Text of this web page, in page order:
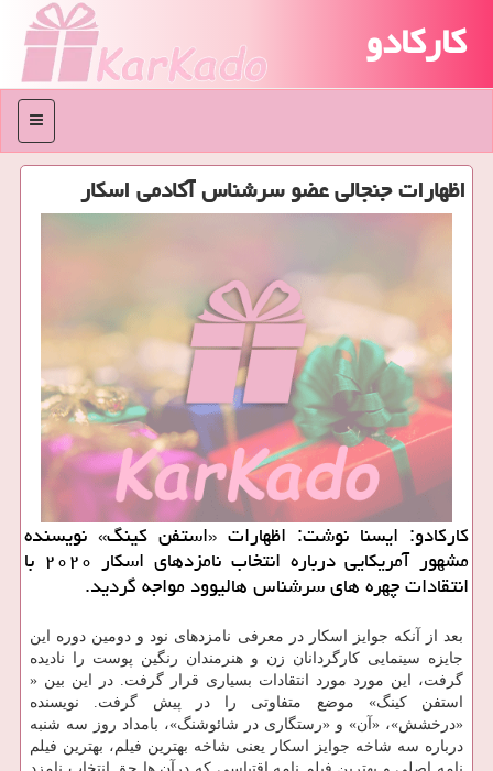
کارکادو
منو
اظهارات جنجالی عضو سرشناس آكادمی اسكار
كاركادو: ایسنا نوشت: اظهارات «استفن كینگ» نویسنده
مشهور آمریكایی درباره انتخاب نامزدهای اسكار ۲۰۲۰ با
انتقادات چهره های سرشناس هالیوود مواجه گردید.
بعد از آنكه جوایز اسكار در معرفی نامزدهای نود و دومین دوره این
جایزه سینمایی كارگردانان زن و هنرمندان رنگین پوست را نادیده
گرفت، این مورد مورد انتقادات بسیاری قرار گرفت. در این بین «
استفن كینگ» موضع متفاوتی را در پیش گرفت. نویسنده
«درخشش»، «آن» و «رستگاری در شائوشنگ»، بامداد روز سه شنبه
درباره سه شاخه جوایز اسكار یعنی شاخه بهترین فیلم، بهترین فیلم
نامه اصلی و بهترین فیلم نامه اقتباسی كه درآن ها حق انتخاب نامزد